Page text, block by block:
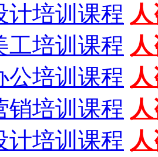
计培训课程
工培训课程
公培训课程
销培训课程
计培训课程